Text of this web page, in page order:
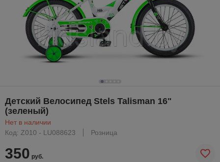
Детский Велосипед Stels Talisman 16"
(зеленый)
Нет в наличии
Код: Z010 - LU088623
Розница
350 руб.